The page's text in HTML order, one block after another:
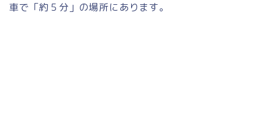
車で「約５分」の場所にあります。